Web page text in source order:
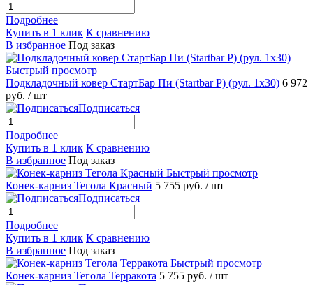
Подробнее
Купить в 1 клик К сравнению
В избранное Под заказ
Быстрый просмотр
Подкладочный ковер СтартБар Пи (Startbar P) (рул. 1х30) 6 972
руб. / шт
Подписаться
Подробнее
Купить в 1 клик К сравнению
В избранное Под заказ
Быстрый просмотр
Конек-карниз Тегола Красный 5 755 руб. / шт
Подписаться
Подробнее
Купить в 1 клик К сравнению
В избранное Под заказ
Быстрый просмотр
Конек-карниз Тегола Терракота 5 755 руб. / шт